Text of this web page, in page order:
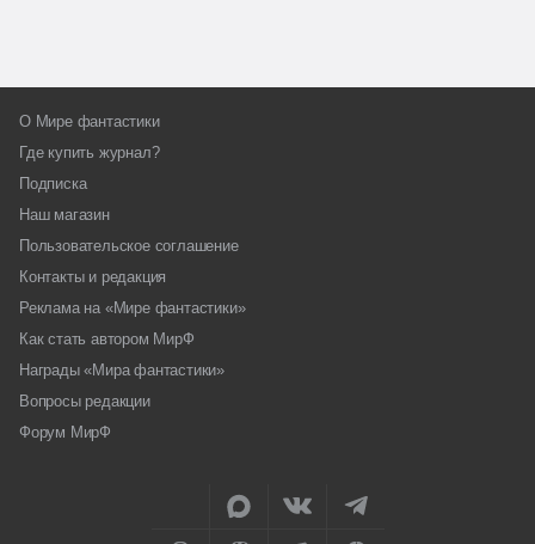
О Мире фантастики
Где купить журнал?
Подписка
Наш магазин
Пользовательское соглашение
Контакты и редакция
Реклама на «Мире фантастики»
Как стать автором МирФ
Награды «Мира фантастики»
Вопросы редакции
Форум МирФ